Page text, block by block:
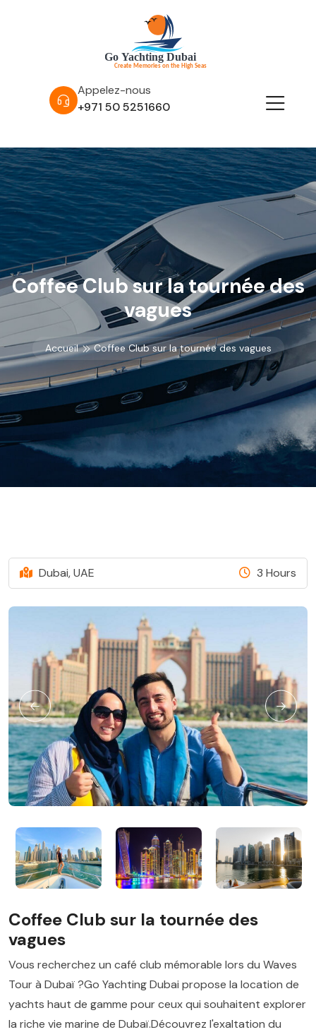
Appelez-nous
+971 50 5251660
Coffee Club sur la tournée des
vagues
Accueil Coffee Club sur la tournée des vagues
Dubai, UAE 3 Hours
Coffee Club sur la tournée des
vagues
Vous recherchez un café club mémorable lors du Waves
Tour à Dubaï ?Go Yachting Dubai propose la location de
yachts haut de gamme pour ceux qui souhaitent explorer
la riche vie marine de Dubaï.Découvrez l'exaltation du